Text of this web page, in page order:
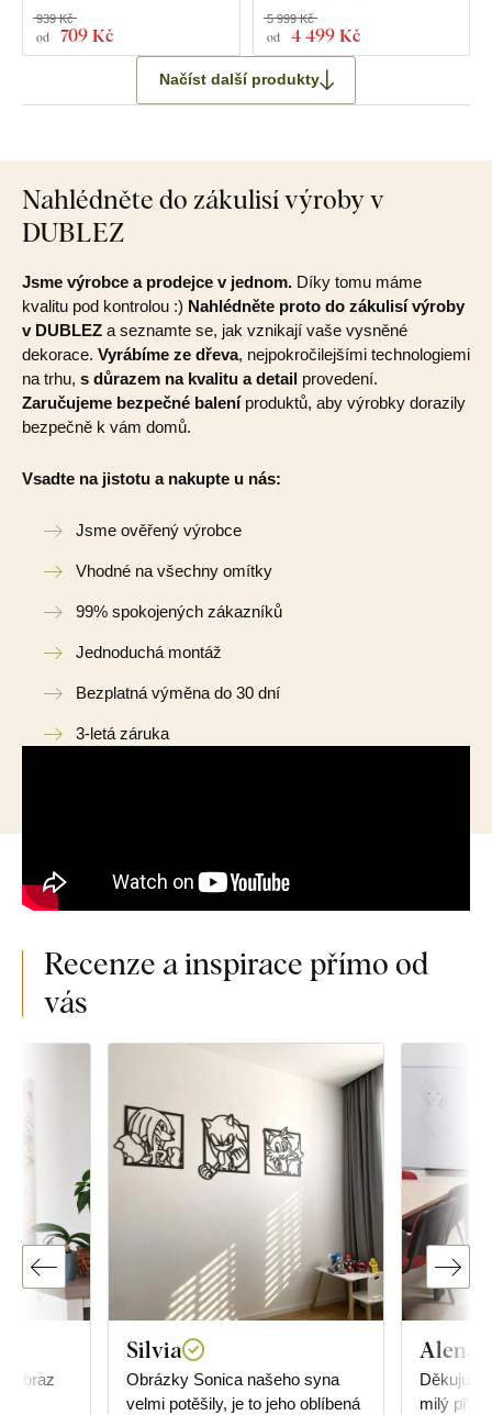
od 709 Kč
939 Kč
od 4 499 Kč
5 999 Kč
Načíst další produkty
Nahlédněte do zákulisí výroby v
DUBLEZ
Jsme výrobce a prodejce v jednom. Díky tomu máme
kvalitu pod kontrolou :) Nahlédněte proto do zákulisí výroby
v DUBLEZ a seznamte se, jak vznikají vaše vysněné
dekorace. Vyrábíme ze dřeva, nejpokročilejšími technologiemi
na trhu, s důrazem na kvalitu a detail provedení.
Zaručujeme bezpečné baleníproduktů, aby výrobky dorazily
bezpečně k vám domů.
Vsadte na jistotu a nakupte u nás:
Jsme ověřený výrobce
Vhodné na všechny omítky
99% spokojených zákazníků
Jednoduchá montáž
Bezplatná výměna do 30 dní
3-letá záruka
Recenze a inspirace přímo od
vás
obraz
Silvia
Obrázky Sonica našeho syna
velmi potěšily, je to jeho oblíbená
Alena
Děkuju
milý